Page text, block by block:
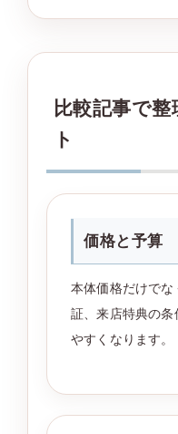
比較記事で
ト
価格と予算
本体価格だけで
証、来店特典の条
やすくなります。